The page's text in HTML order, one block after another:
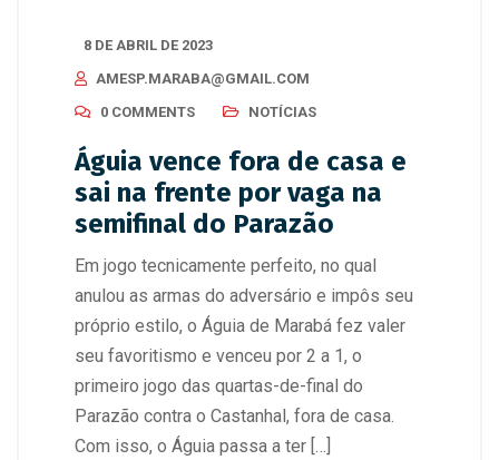
8 DE ABRIL DE 2023
AMESP.MARABA@GMAIL.COM
0 COMMENTS
NOTÍCIAS
Águia vence fora de casa e
sai na frente por vaga na
semifinal do Parazão
Em jogo tecnicamente perfeito, no qual
anulou as armas do adversário e impôs seu
próprio estilo, o Águia de Marabá fez valer
seu favoritismo e venceu por 2 a 1, o
primeiro jogo das quartas-de-final do
Parazão contra o Castanhal, fora de casa.
Com isso, o Águia passa a ter […]